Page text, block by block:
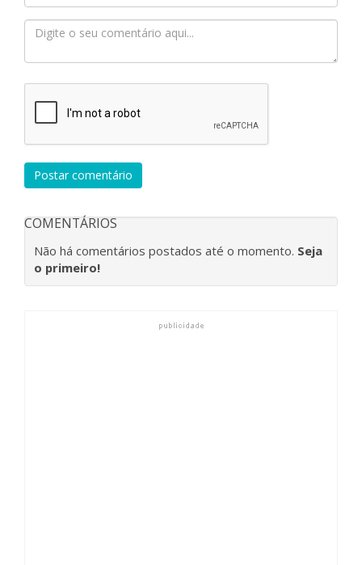
Postar comentário
COMENTÁRIOS
Não há comentários postados até o momento. Seja
o primeiro!